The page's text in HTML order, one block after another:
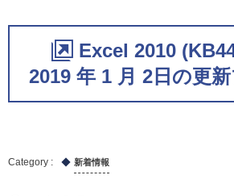
Excel 2010
2019 年 1 月 2日の更
新着情報